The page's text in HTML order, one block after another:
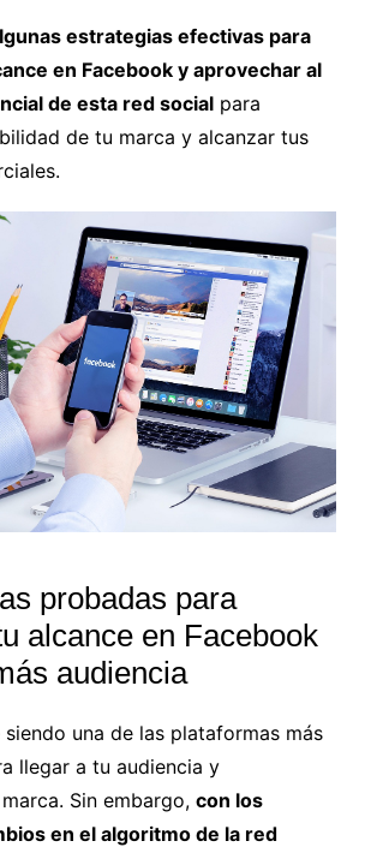
estrategias efectivas para
en Facebook y aprovechar al
de esta red socialpara
de tu marca y alcanzar tus
probadas para
alcance en Facebook
audiencia
una de las plataformas más
llegar a tu audiencia y
Sin embargo, con los
en el algoritmo de la red